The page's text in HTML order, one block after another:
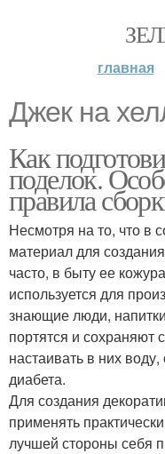
главная
Джек на
Как
поделок.
правила
Несмотря на то, что в
материал для
часто, в быту ее
используется для
знающие люди,
портятся и сохраняют
настаивать в них
диабета.
Для создания
применять
лучшей стороны себя